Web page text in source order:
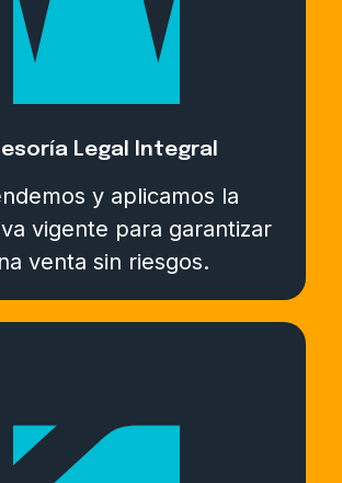
Legal Integral
y aplicamos la
vigente para garantizar
venta sin riesgos.